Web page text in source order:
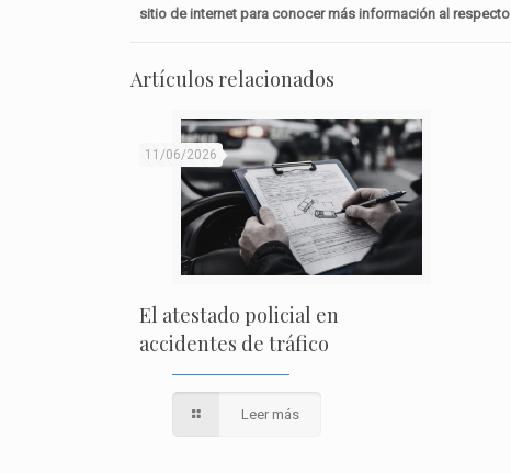
sitio de internet para conocer más información al respecto
Artículos relacionados
11/06/2026
El atestado policial en
accidentes de tráfico
Leer más